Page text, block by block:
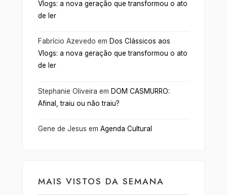
Vlogs: a nova geração que transformou o ato
de ler
Fabrício Azevedo em Dos Clássicos aos
Vlogs: a nova geração que transformou o ato
de ler
Stephanie Oliveira em DOM CASMURRO:
Afinal, traiu ou não traiu?
Gene de Jesus em Agenda Cultural
MAIS VISTOS DA SEMANA